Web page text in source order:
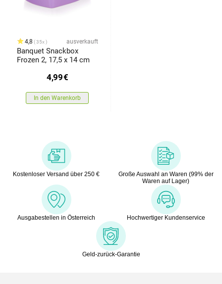
4,8 35x ausverkauft
Banquet Snackbox
Frozen 2, 17,5 x 14 cm
4,99€
In den Warenkorb
Kostenloser Versand über 250 €
Große Auswahl an Waren (99% der
Waren auf Lager)
Ausgabestellen in Österreich Hochwertiger Kundenservice
Geld-zurück-Garantie